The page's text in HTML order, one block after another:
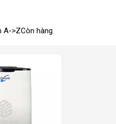
A->ZCòn hàng